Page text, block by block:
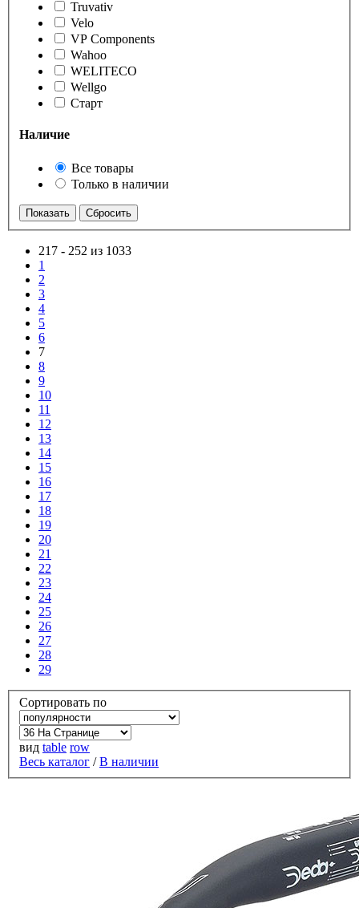
Truvativ
Velo
VP Components
Wahoo
WELITECO
Wellgo
Старт
Наличие
Все товары
Только в наличии
217 - 252 из 1033
1
2
3
4
5
6
7
8
9
10
11
12
13
14
15
16
17
18
19
20
21
22
23
24
25
26
27
28
29
Сортировать по
вид table row
Весь каталог /В наличии